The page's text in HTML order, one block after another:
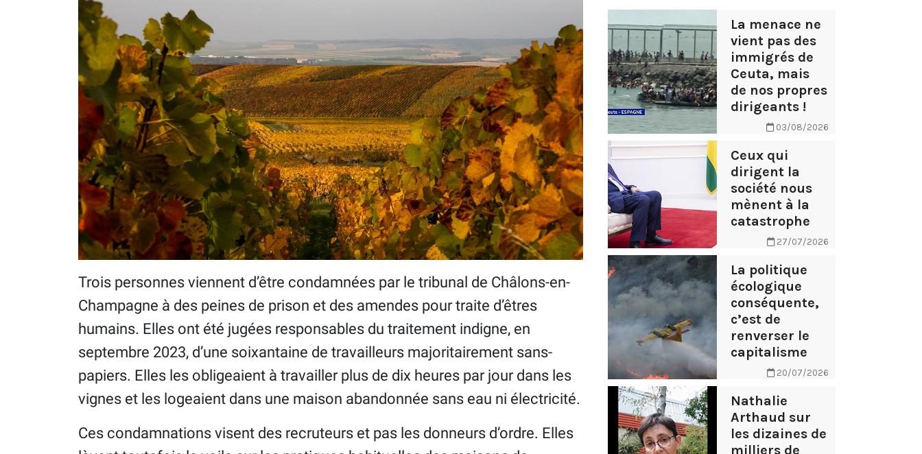
Trois personnes viennent d’être condamnées par le tribunal de Châlons-en-
Champagne à des peines de prison et des amendes pour traite d’êtres
humains. Elles ont été jugées responsables du traitement indigne, en
septembre 2023, d’une soixantaine de travailleurs majoritairement sans-
papiers. Elles les obligeaient à travailler plus de dix heures par jour dans les
vignes et les logeaient dans une maison abandonnée sans eau ni électricité.
Ces condamnations visent des recruteurs et pas les donneurs d’ordre. Elles
La menace ne
vient pas des
immigrés de
Ceuta, mais
de nos propres
dirigeants !
03/08/2026
Ceux qui
dirigent la
société nous
mènent à la
catastrophe
27/07/2026
La politique
écologique
conséquente,
c’est de
renverser le
capitalisme
20/07/2026
Nathalie
Arthaud sur
les dizaines de
milliers de